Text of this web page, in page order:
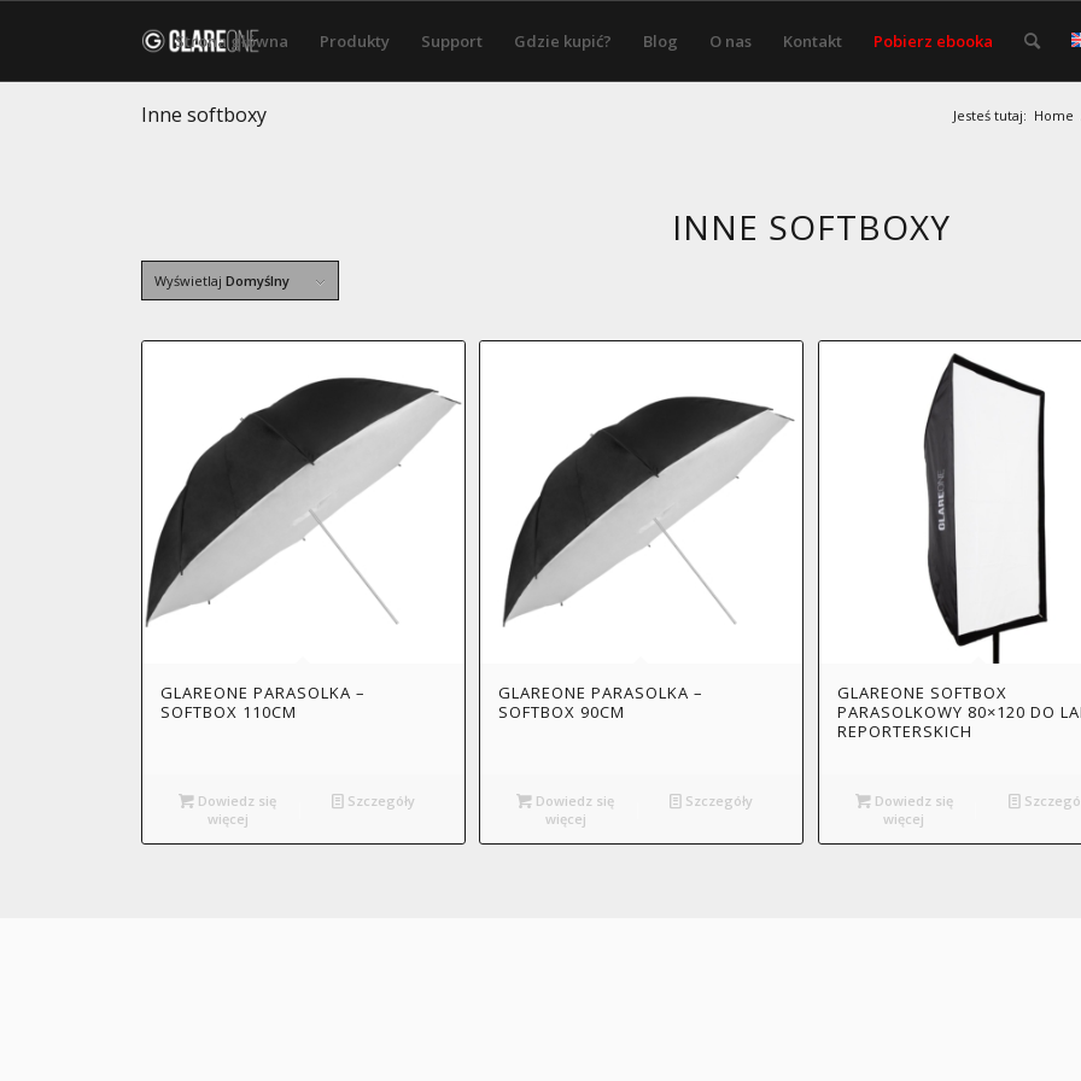
Strona główna Produkty Support Gdzie kupić? Blog O nas Kontakt Pobierz ebooka
Inne softboxy Jesteś tutaj: Home
INNE SOFTBOXY
WyświetlajDomyślny
GLAREONE PARASOLKA –
SOFTBOX 110CM
Dowiedz się
więcej
Szczegóły
GLAREONE PARASOLKA –
SOFTBOX 90CM
Dowiedz się
więcej
Szczegóły
GLAREONE SOFTBOX
PARASOLKOWY 80×120 DO
REPORTERSKICH
Dowiedz się
więcej